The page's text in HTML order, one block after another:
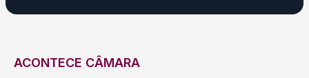
ACONTECE CÂMARA